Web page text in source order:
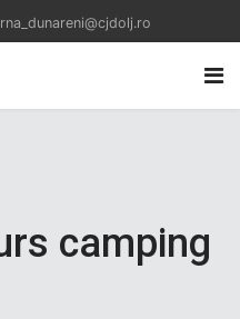
camping